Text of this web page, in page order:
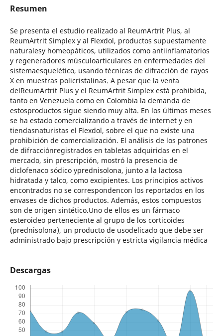
Resumen
Se presenta el estudio realizado al ReumArtrit Plus, al
ReumArtrit Simplex y al Flexdol, productos supuestamente
naturalesy homeopáticos, utilizados como antiinflamatorios
y regeneradores músculoarticulares en enfermedades del
sistemaesquelético, usando técnicas de difracción de rayos
X en muestras policristalinas. A pesar que la venta
delReumArtrit Plus y el ReumArtrit Simplex está prohibida,
tanto en Venezuela como en Colombia la demanda de
estosproductos sigue siendo muy alta. En los últimos meses
se ha estado comercializando a través de internet y en
tiendasnaturistas el Flexdol, sobre el que no existe una
prohibición de comercialización. El análisis de los patrones
de difracciónregistrados en tabletas adquiridas en el
mercado, sin prescripción, mostró la presencia de
diclofenaco sódico yprednisolona, junto a la lactosa
hidratada y talco, como excipientes. Los principios activos
encontrados no se correspondencon los reportados en los
envases de dichos productos. Además, estos compuestos
son de origen sintético.Uno de ellos es un fármaco
esteroideo perteneciente al grupo de los corticoides
(prednisolona), un producto de usodelicado que debe ser
administrado bajo prescripción y estricta vigilancia médica
Descargas